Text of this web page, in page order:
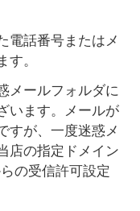
電話番号またはメ
す。
メールフォルダに
います。メールが
すが、一度迷惑メ
店の指定ドメイン
の受信許可設定